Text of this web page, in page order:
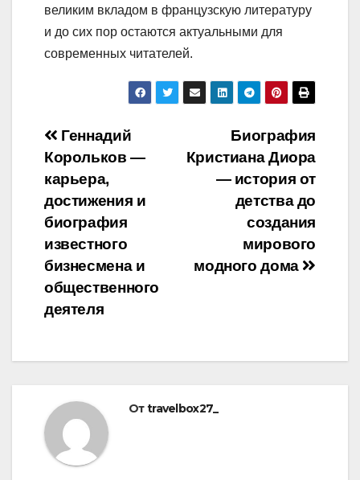
великим вкладом в французскую литературу
и до сих пор остаются актуальными для
современных читателей.
Навигация
по
записям
Биография
Кристиана Диора
— история от
детства до
создания
мирового
модного дома
Геннадий
Корольков —
карьера,
достижения и
биография
известного
бизнесмена и
общественного
деятеля
Отtravelbox27_